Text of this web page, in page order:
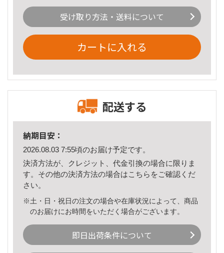
受け取り方法・送料について
カートに入れる
配送する
納期目安：
2026.08.03 7:55頃のお届け予定です。
決済方法が、クレジット、代金引換の場合に限りま
す。その他の決済方法の場合はこちら をご確認くだ
さい。
※土・日・祝日の注文の場合や在庫状況によって、商品
のお届けにお時間をいただく場合がございます。
即日出荷条件について